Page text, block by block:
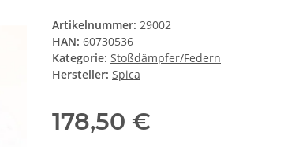
Artikelnummer: 29002
HAN: 60730536
Kategorie: Stoßdämpfer/Federn
Hersteller: Spica
178,50 €